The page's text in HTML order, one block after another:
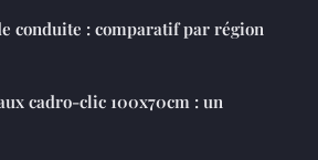
conduite : comparatif par région
cadro-clic 100x70cm : un